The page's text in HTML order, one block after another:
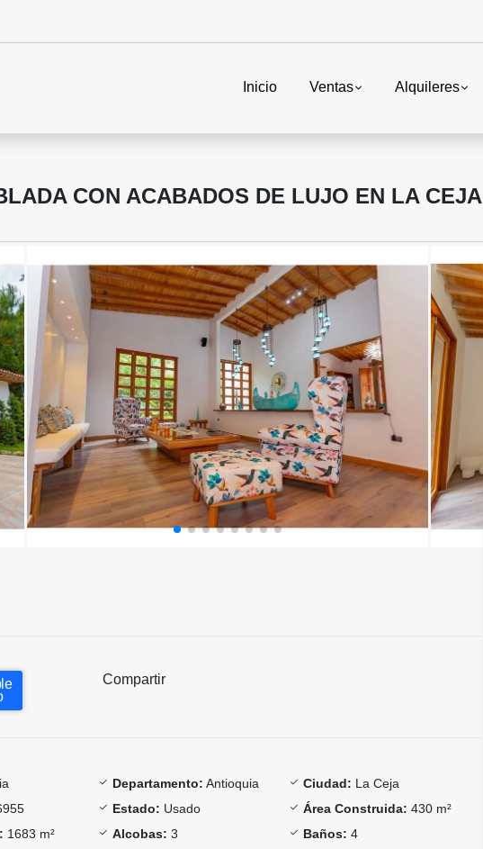
Inicio Ventas Alquileres
CON ACABADOS DE LUJO EN LA CEJA
Compartir
Departamento: Antioquia Ciudad: La Ceja
Estado: Usado Área Construida: 430 m²
1683 m² Alcobas: 3 Baños: 4